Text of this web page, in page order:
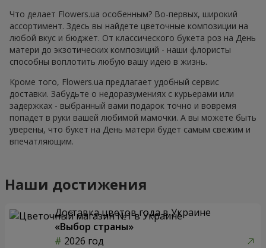
Что делает Flowers.ua особенным? Во-первых, широкий
ассортимент. Здесь вы найдете цветочные композиции на
любой вкус и бюджет. От классического букета роз на День
матери до экзотических композиций - наши флористы
способны воплотить любую вашу идею в жизнь.
Кроме того, Flowers.ua предлагает удобный сервис
доставки. Забудьте о недоразумениях с курьерами или
задержках - выбранный вами подарок точно и вовремя
попадет в руки вашей любимой мамочки. А вы можете быть
уверены, что букет на День матери будет самым свежим и
впечатляющим.
Наши достижения
Доставка цветов года в Украине
«Выбор страны»
2026 год